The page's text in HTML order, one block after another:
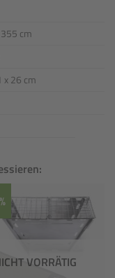
cm
x 26 cm
VORRÄTIG